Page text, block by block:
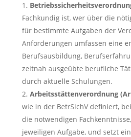
Fachkundig ist, wer über die
für bestimmte Aufgaben der
Anforderungen umfassen eine
Berufsausbildung,
zeitnah ausgeübte berufliche
durch aktuelle Schulungen.
Arbeitsstättenverordnung
wie in der BetrSichV definiert,
die notwendigen
jeweiligen Aufgabe, und setzt